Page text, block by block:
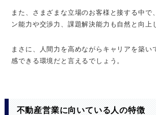
また、さまざまな立場のお客様と接する中で
ン能力や交渉力、課題解決能力も自然と向上
まさに、人間力を高めながらキャリアを築い
感できる環境だと言えるでしょう。
不動産営業に向いている人の特徴